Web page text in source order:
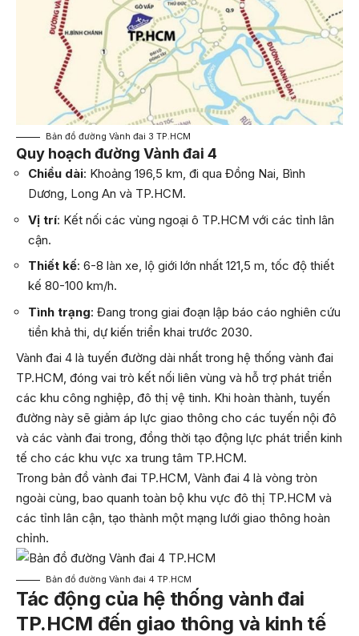
Bản đồ đường Vành đai 3 TP.HCM
Quy hoạch đường Vành đai 4
Chiều dài: Khoảng 196,5 km, đi qua Đồng Nai, Bình
Dương, Long An và TP.HCM.
Vị trí: Kết nối các vùng ngoại ô TP.HCM với các tỉnh lân
cận.
Thiết kế: 6-8 làn xe, lộ giới lớn nhất 121,5 m, tốc độ thiết
kế 80-100 km/h.
Tình trạng: Đang trong giai đoạn lập báo cáo nghiên cứu
tiền khả thi, dự kiến triển khai trước 2030.
Vành đai 4 là tuyến đường dài nhất trong hệ thống vành đai
TP.HCM, đóng vai trò kết nối liên vùng và hỗ trợ phát triển
các khu công nghiệp, đô thị vệ tinh. Khi hoàn thành, tuyến
đường này sẽ giảm áp lực giao thông cho các tuyến nội đô
và các vành đai trong, đồng thời tạo động lực phát triển kinh
tế cho các khu vực xa trung tâm TP.HCM.
Trong bản đồ vành đai TP.HCM, Vành đai 4 là vòng tròn
ngoài cùng, bao quanh toàn bộ khu vực đô thị TP.HCM và
các tỉnh lân cận, tạo thành một mạng lưới giao thông hoàn
chỉnh.
Bản đồ đường Vành đai 4 TP.HCM
Tác động của hệ thống vành đai
TP.HCM đến giao thông và kinh tế